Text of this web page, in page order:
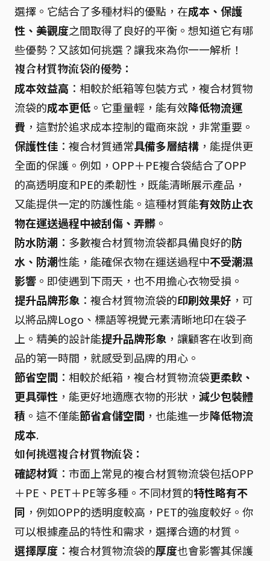
選擇。它結合了多種材料的優點，在成本、保護
性、美觀度之間取得了良好的平衡。想知道它有哪
些優勢？又該如何挑選？讓我來為你一一解析！
複合材質物流袋的優勢：
成本效益高 ：相較於紙箱等包裝方式，複合材質物
流袋的成本更低 。它重量輕，能有效降低物流運
費 ，這對於追求成本控制的電商來說，非常重要。
保護性佳 ：複合材質通常具備多層結構 ，能提供更
全面的保護。例如，OPP＋PE複合袋結合了OPP
的高透明度和PE的柔韌性，既能清晰展示產品，
又能提供一定的防護性能。這種材質能有效防止衣
物在運送過程中被刮傷、弄髒 。
防水防潮 ：多數複合材質物流袋都具備良好的防
水、防潮性能，能確保衣物在運送過程中不受潮濕
影響 。即使遇到下雨天，也不用擔心衣物受損。
提升品牌形象 ：複合材質物流袋的印刷效果好 ，可
以將品牌Logo、標語等視覺元素清晰地印在袋子
上。精美的設計能提升品牌形象 ，讓顧客在收到商
品的第一時間，就感受到品牌的用心。
節省空間 ：相較於紙箱，複合材質物流袋更柔軟、
更具彈性 ，能更好地適應衣物的形狀， 減少包裝體
積 。這不僅能節省倉儲空間 ，也能進一步降低物流
成本.
如何挑選複合材質物流袋：
確認材質 ：市面上常見的複合材質物流袋包括OPP
＋PE、PET＋PE等多種。不同材質的特性略有不
同 ，例如OPP的透明度較高，PET的強度較好。你
可以根據產品的特性和需求，選擇合適的材質。
選擇厚度 ：複合材質物流袋的厚度也會影響其保護